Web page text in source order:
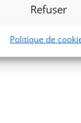
Refuser
Politique de